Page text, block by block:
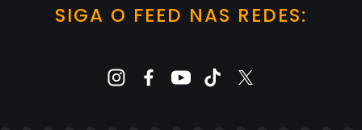
SIGA O FEED NAS REDES: